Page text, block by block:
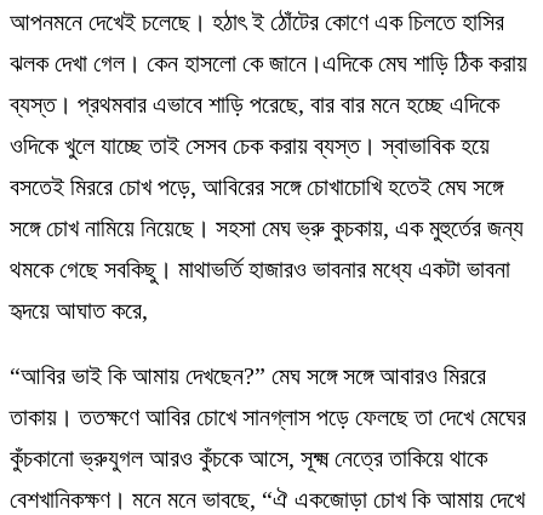
আপনমনে দেখেই চলেছে। হঠাৎ ই ঠোঁটের কোণে এক চিলতে হাসির
ঝলক দেখা গেল। কেন হাসলো কে জানে।এদিকে মেঘ শাড়ি ঠিক করায়
ব্যস্ত। প্রথমবার এভাবে শাড়ি পরেছে, বার বার মনে হচ্ছে এদিকে
ওদিকে খুলে যাচ্ছে তাই সেসব চেক করায় ব্যস্ত। স্বাভাবিক হয়ে
বসতেই মিররে চোখ পড়ে, আবিরের সঙ্গে চোখাচোখি হতেই মেঘ সঙ্গে
সঙ্গে চোখ নামিয়ে নিয়েছে। সহসা মেঘ ভ্রু কুচকায়, এক মুহুর্তের জন্য
থমকে গেছে সবকিছু। মাথাভর্তি হাজারও ভাবনার মধ্যে একটা ভাবনা
হৃদয়ে আঘাত করে,
“আবির ভাই কি আমায় দেখছেন?” মেঘ সঙ্গে সঙ্গে আবারও মিররে
তাকায়। ততক্ষণে আবির চোখে সানগ্লাস পড়ে ফেলছে তা দেখে মেঘের
কুঁচকানো ভ্রুযুগল আরও কুঁচকে আসে, সূক্ষ্ম নেত্রে তাকিয়ে থাকে
বেশখানিকক্ষণ। মনে মনে ভাবছে, “ঐ একজোড়া চোখ কি আমায় দেখে